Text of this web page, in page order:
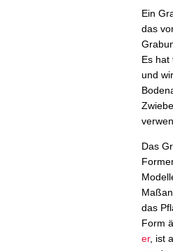
Ein
das
Es hat
und
Das
das
Form
er, ist